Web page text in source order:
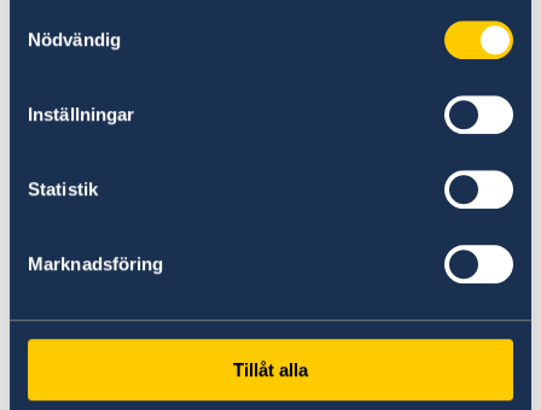
Nödvändig
Inställningar
Statistik
Marknadsföring
Tillåt alla
Kammarkollegiet.
Apostiller
Apostille är en auktoriserad stämpel på ett
dokument som intygar att en signatur är
apostillestämpel är den undantagen från varje
ytterligare godkännande/legalisering krävs från
utländsk ambassad eller generalkonsulat.